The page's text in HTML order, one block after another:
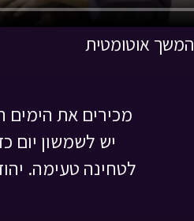
המשך אוטומטית
מכירים את הימים
יש לשמשון יום
לטחינה טעימה.